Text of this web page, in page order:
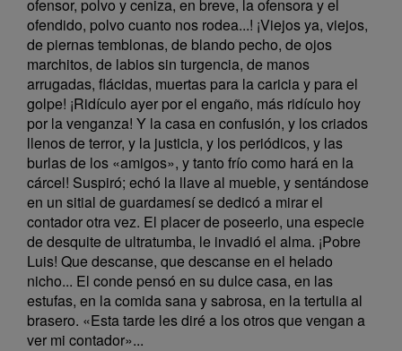
ofensor, polvo y ceniza, en breve, la ofensora y el
ofendido, polvo cuanto nos rodea...! ¡Viejos ya, viejos,
de piernas temblonas, de blando pecho, de ojos
marchitos, de labios sin turgencia, de manos
arrugadas, flácidas, muertas para la caricia y para el
golpe! ¡Ridículo ayer por el engaño, más ridículo hoy
por la venganza! Y la casa en confusión, y los criados
llenos de terror, y la justicia, y los periódicos, y las
burlas de los «amigos», y tanto frío como hará en la
cárcel! Suspiró; echó la llave al mueble, y sentándose
en un sitial de guardamesí se dedicó a mirar el
contador otra vez. El placer de poseerlo, una especie
de desquite de ultratumba, le invadió el alma. ¡Pobre
Luis! Que descanse, que descanse en el helado
nicho... El conde pensó en su dulce casa, en las
estufas, en la comida sana y sabrosa, en la tertulia al
brasero. «Esta tarde les diré a los otros que vengan a
ver mi contador»...